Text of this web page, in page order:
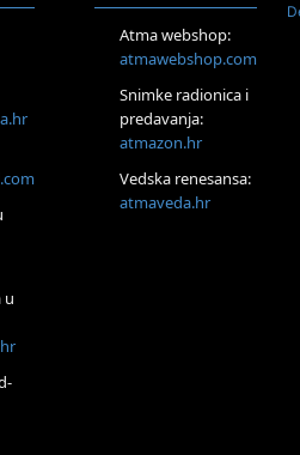
intuicije i Akaša zapisa
hipnoterapeut — nova
Nove Zemlje
radionica sistemskih
koji mijenja tijelo, duh i um
mudrosti i zajedništva
u
Atma webshop:
atmawebshop.com
Snimke radionica i
predavanja:
atmazon.hr
Vedska renesansa:
atmaveda.hr